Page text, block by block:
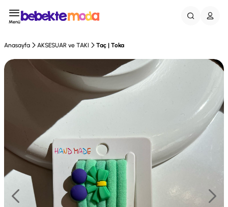
Menü
Anasayfa AKSESUAR ve TAKI Taç | Toka